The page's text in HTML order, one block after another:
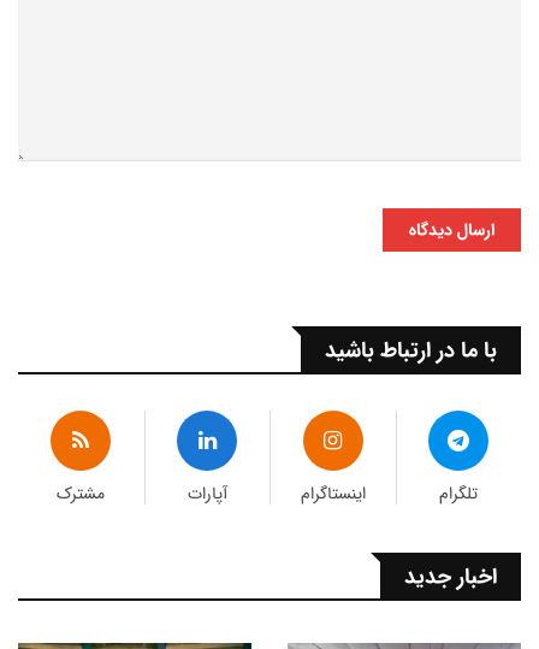
ارسال دیدگاه
با ما در ارتباط باشید
تلگرام اینستاگرام آپارات مشترک
اخبار جدید